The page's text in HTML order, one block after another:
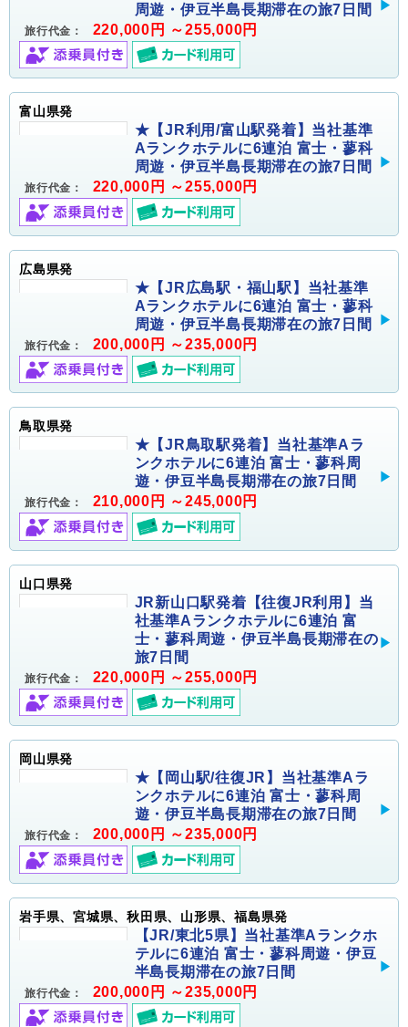
周遊・伊豆半島長期滞在の旅7日間
旅行代金： 220,000円 ～255,000円
富山県発
★【JR利用/富山駅発着】当社基準
Aランクホテルに6連泊 富士・蓼科
周遊・伊豆半島長期滞在の旅7日間
旅行代金： 220,000円 ～255,000円
広島県発
★【JR広島駅・福山駅】当社基準
Aランクホテルに6連泊 富士・蓼科
周遊・伊豆半島長期滞在の旅7日間
旅行代金： 200,000円 ～235,000円
鳥取県発
★【JR鳥取駅発着】当社基準Aラ
ンクホテルに6連泊 富士・蓼科周
遊・伊豆半島長期滞在の旅7日間
旅行代金： 210,000円 ～245,000円
山口県発
JR新山口駅発着【往復JR利用】当
社基準Aランクホテルに6連泊 富
士・蓼科周遊・伊豆半島長期滞在の
旅7日間
旅行代金： 220,000円 ～255,000円
岡山県発
★【岡山駅/往復JR】当社基準Aラ
ンクホテルに6連泊 富士・蓼科周
遊・伊豆半島長期滞在の旅7日間
旅行代金： 200,000円 ～235,000円
岩手県、宮城県、秋田県、山形県、福島県発
【JR/東北5県】当社基準Aランクホ
テルに6連泊 富士・蓼科周遊・伊豆
半島長期滞在の旅7日間
旅行代金： 200,000円 ～235,000円